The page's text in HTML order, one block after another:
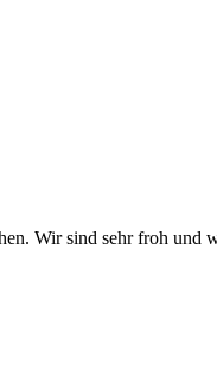
Wir sind sehr froh und